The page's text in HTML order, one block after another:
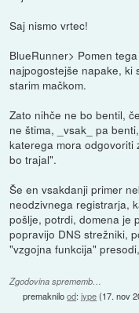
Saj nismo vrtec!
BlueRunner> Pomen
najpogostejše napake, ki
starim mačkom.
Zato nihče ne bo bentil,
ne štima, _vsak_ pa
katerega mora odgovoriti
bo trajal".
Še en vsakdanji primer
neodzivnega registrarja,
pošlje, potrdi, domena je
popravijo DNS strežniki,
"vzgojna funkcija"
Zgodovina sprememb…
premaknilood:jype(17. nov